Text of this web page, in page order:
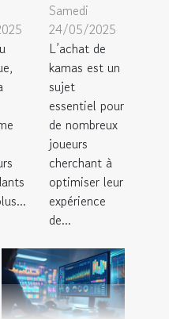
Samedi
24/05/2025
L’achat de
kamas est un
sujet
essentiel pour
de nombreux
joueurs
cherchant à
optimiser leur
expérience
de...